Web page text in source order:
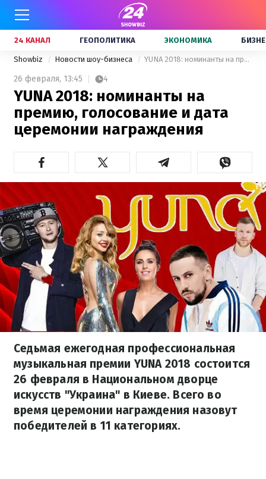
24 КАНАЛ ГЕОПОЛИТИКА ЭКОНОМИКА
Showbiz Новости шоу-бизнеса YUNA 2018: номинанты на премию, голосование и дата церемонии награждения
26 февраля, 13:45 4
YUNA 2018: номинанты на
премию, голосование и дата
церемонии награждения
Седьмая ежегодная профессиональная
музыкальная премии YUNA 2018 состоится
26 февраля в Национальном дворце
искусств "Украина" в Киеве. Всего во
время церемонии награждения назовут
победителей в 11 категориях.